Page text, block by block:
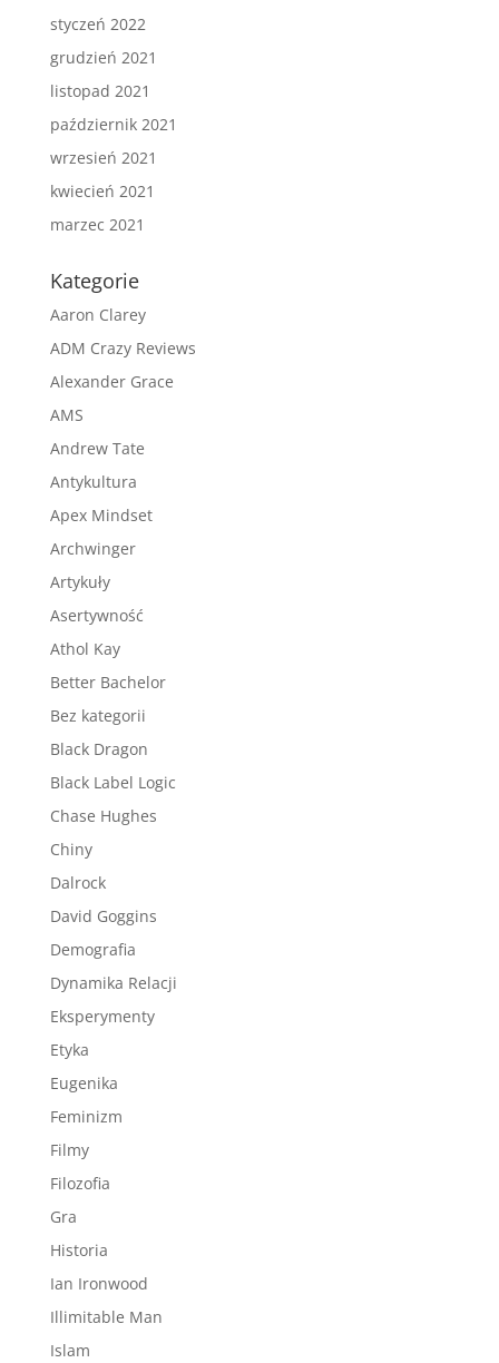
styczeń 2022
grudzień 2021
listopad 2021
październik 2021
wrzesień 2021
kwiecień 2021
marzec 2021
Kategorie
Aaron Clarey
ADM Crazy Reviews
Alexander Grace
AMS
Andrew Tate
Antykultura
Apex Mindset
Archwinger
Artykuły
Asertywność
Athol Kay
Better Bachelor
Bez kategorii
Black Dragon
Black Label Logic
Chase Hughes
Chiny
Dalrock
David Goggins
Demografia
Dynamika Relacji
Eksperymenty
Etyka
Eugenika
Feminizm
Filmy
Filozofia
Gra
Historia
Ian Ironwood
Illimitable Man
Islam